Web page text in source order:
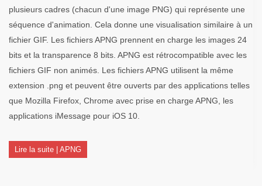
plusieurs cadres (chacun d'une image PNG) qui représente une
séquence d'animation. Cela donne une visualisation similaire à un
fichier GIF. Les fichiers APNG prennent en charge les images 24
bits et la transparence 8 bits. APNG est rétrocompatible avec les
fichiers GIF non animés. Les fichiers APNG utilisent la même
extension .png et peuvent être ouverts par des applications telles
que Mozilla Firefox, Chrome avec prise en charge APNG, les
applications iMessage pour iOS 10.
Lire la suite | APNG